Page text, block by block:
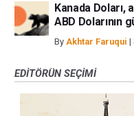
Kanada Doları,
ABD Dolarının
By Akhtar Faruqui |
EDITÖRÜN SEÇIMI